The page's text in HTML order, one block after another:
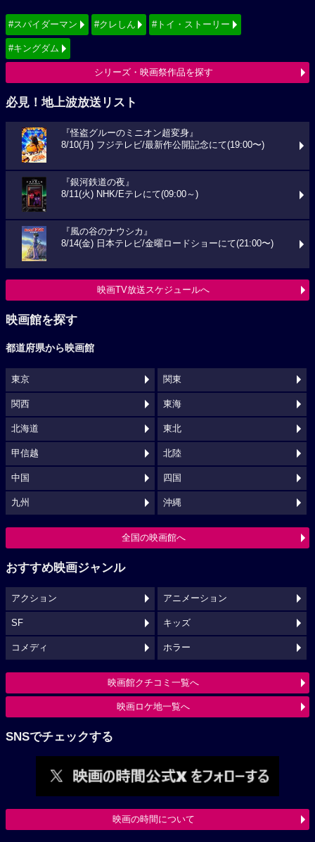
#スパイダーマン #クレしん #トイ・ストーリー
#キングダム
シリーズ・映画祭作品を探す
必見！地上波放送リスト
『怪盗グルーのミニオン超変身』
8/10(月) フジテレビ/最新作公開記念にて(19:00〜)
『銀河鉄道の夜』
8/11(火) NHK/Eテレにて(09:00～)
『風の谷のナウシカ』
8/14(金) 日本テレビ/金曜ロードショーにて(21:00〜)
映画TV放送スケジュールへ
映画館を探す
都道府県から映画館
東京 関東
関西 東海
北海道 東北
甲信越 北陸
中国 四国
九州 沖縄
全国の映画館へ
おすすめ映画ジャンル
アクション アニメーション
SF キッズ
コメディ ホラー
映画館クチコミ一覧へ
映画ロケ地一覧へ
SNSでチェックする
映画の時間について